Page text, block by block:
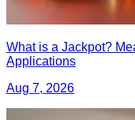
What is a Jackpot?
Applications
Aug 7, 2026